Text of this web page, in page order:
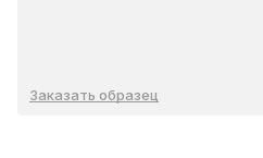
Заказать образец